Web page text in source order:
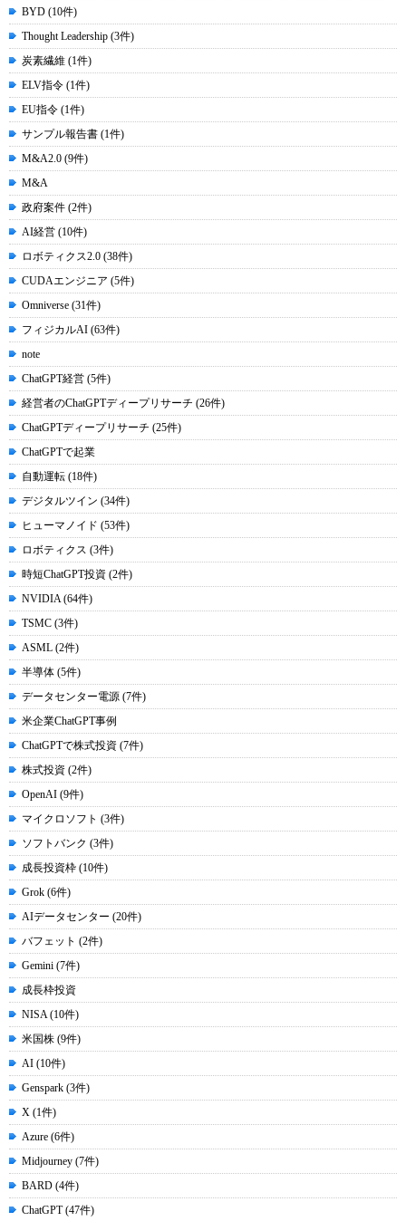
BYD (10件)
Thought Leadership (3件)
炭素繊維 (1件)
ELV指令 (1件)
EU指令 (1件)
サンプル報告書 (1件)
M&A2.0 (9件)
M&A
政府案件 (2件)
AI経営 (10件)
ロボティクス2.0 (38件)
CUDAエンジニア (5件)
Omniverse (31件)
フィジカルAI (63件)
note
ChatGPT経営 (5件)
経営者のChatGPTディープリサーチ (26件)
ChatGPTディープリサーチ (25件)
ChatGPTで起業
自動運転 (18件)
デジタルツイン (34件)
ヒューマノイド (53件)
ロボティクス (3件)
時短ChatGPT投資 (2件)
NVIDIA (64件)
TSMC (3件)
ASML (2件)
半導体 (5件)
データセンター電源 (7件)
米企業ChatGPT事例
ChatGPTで株式投資 (7件)
株式投資 (2件)
OpenAI (9件)
マイクロソフト (3件)
ソフトバンク (3件)
成長投資枠 (10件)
Grok (6件)
AIデータセンター (20件)
バフェット (2件)
Gemini (7件)
成長枠投資
NISA (10件)
米国株 (9件)
AI (10件)
Genspark (3件)
X (1件)
Azure (6件)
Midjourney (7件)
BARD (4件)
ChatGPT (47件)